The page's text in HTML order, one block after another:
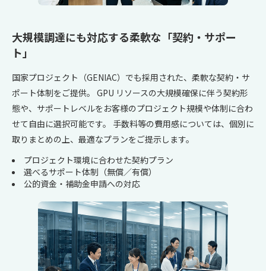
大規模調達にも対応する柔軟な「契約・サポー
ト」
国家プロジェクト（GENIAC）でも採用された、柔軟な契約・サ
ポート体制をご提供。 GPU リソースの大規模確保に伴う契約形
態や、サポートレベルをお客様のプロジェクト規模や体制に合わ
せて自由に選択可能です。 手数料等の費用感については、個別に
取りまとめの上、最適なプランをご提示します。
プロジェクト環境に合わせた契約プラン
選べるサポート体制（無償／有償）
公的資金・補助金申請への対応